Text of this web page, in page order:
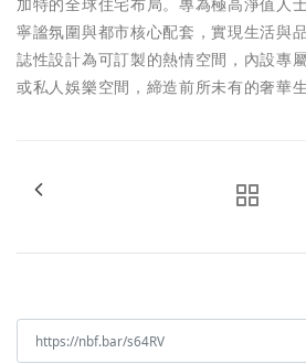
寧謐氛圍與都市核心配套，實現生活與
誌性設計為可訂製的熱情空間，內設專
或私人娛樂空間，締造前所未有的奢華生